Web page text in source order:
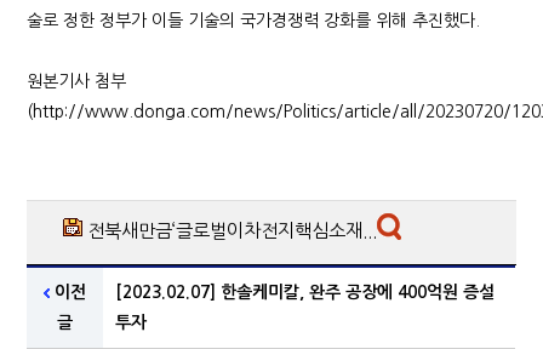
술로 정한 정부가 이들 기술의 국가경쟁력 강화를 위해 추진했다.
원본기사 첨부
(http://www.donga.com/news/Politics/article/all/20230720/
전북새만금‘글로벌이차전지핵심소재...
이전
글
[2023.02.07] 한솔케미칼, 완주 공장에 400억원 증설
투자